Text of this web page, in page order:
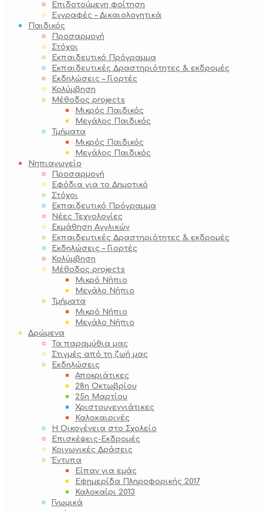
Επιδοτούμενη φοίτηση
Εγγραφές – Δικαιολογητικά
Παιδικός
Προσαρμογή
Στόχοι
Εκπαιδευτικό Πρόγραμμα
Εκπαιδευτικές Δραστηριότητες & εκδρομές
Εκδηλώσεις – Γιορτές
Κολύμβηση
Μέθοδος projects
Μικρός Παιδικός
Μεγάλος Παιδικός
Τμήματα
Μικρός Παιδικός
Μεγάλος Παιδικός
Νηπιαγωγείο
Προσαρμογή
Εφόδια για το Δημοτικό
Στόχοι
Εκπαιδευτικό Πρόγραμμα
Νέες Τεχνολογίες
Εκμάθηση Αγγλικών
Εκπαιδευτικές Δραστηριότητες & εκδρομές
Εκδηλώσεις – Γιορτές
Κολύμβηση
Μέθοδος projects
Μικρό Νήπιο
Μεγάλο Νήπιο
Τμήματα
Μικρό Νήπιο
Μεγάλο Νήπιο
Δρώμενα
Τα παραμύθια μας
Στιγμές από τη ζωή μας
Εκδηλώσεις
Αποκριάτικες
28η Οκτωβρίου
25η Μαρτίου
Χριστουγεννιάτικες
Καλοκαιρινές
Η Οικογένεια στο Σχολείο
Επισκέψεις-Εκδρομές
Κοινωνικές Δράσεις
Έντυπα
Είπαν για εμάς
Εφημερίδα Πληροφορικής 2017
Καλοκαίρι 2013
Γνωμικά